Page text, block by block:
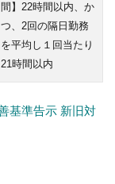
間】22時間以内、か
つ、2回の隔日勤務
を平均し１回当たり
21時間以内
基準告示 新旧対